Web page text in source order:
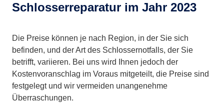
Schlosserreparatur im Jahr 2023
Die Preise können je nach Region, in der Sie sich
befinden, und der Art des Schlossernotfalls, der Sie
betrifft, variieren. Bei uns wird Ihnen jedoch der
Kostenvoranschlag im Voraus mitgeteilt, die Preise sind
festgelegt und wir vermeiden unangenehme
Überraschungen.